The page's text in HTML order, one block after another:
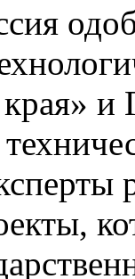
края»